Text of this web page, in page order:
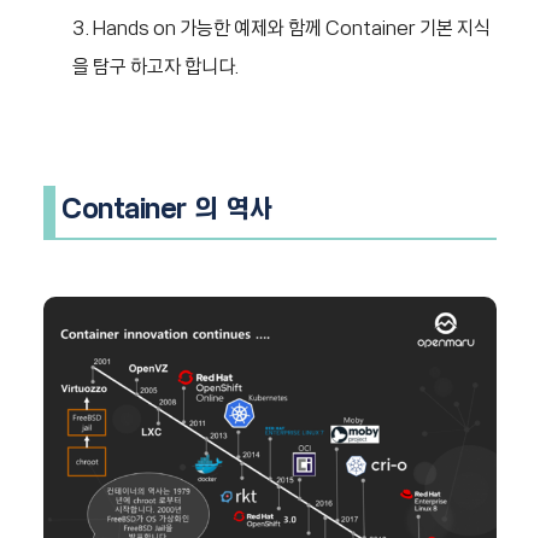
Hands on 가능한 예제와 함께 Container 기본 지식
을 탐구 하고자 합니다.
Container 의 역사